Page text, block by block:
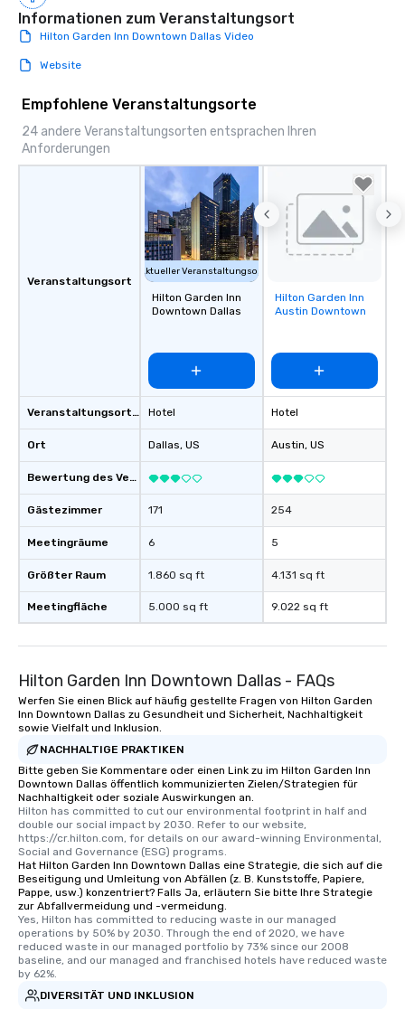
Informationen zum Veranstaltungsort
Hilton Garden Inn Downtown Dallas Video
Website
Empfohlene Veranstaltungsorte
24 andere Veranstaltungsorten entsprachen Ihren
Anforderungen
Veranstaltungsort
Veranstaltungsortstyp
Ort
Bewertung des Veranstaltungsortes
Gästezimmer
Meetingräume
Größter Raum
Meetingfläche
Aktueller Veranstaltungsort
Hilton Garden Inn
Downtown Dallas
Hotel
Dallas, US
171
6
1.860 sq ft
5.000 sq ft
Removed from
favorites
Hilton Garden Inn
Austin Downtown
Hotel
Austin, US
254
5
4.131 sq ft
9.022 sq ft
Hilton Garden Inn Downtown Dallas - FAQs
Werfen Sie einen Blick auf häufig gestellte Fragen von Hilton Garden
Inn Downtown Dallas zu Gesundheit und Sicherheit, Nachhaltigkeit
sowie Vielfalt und Inklusion.
NACHHALTIGE PRAKTIKEN
Bitte geben Sie Kommentare oder einen Link zu im Hilton Garden Inn
Downtown Dallas öffentlich kommunizierten Zielen/Strategien für
Nachhaltigkeit oder soziale Auswirkungen an.
Hilton has committed to cut our environmental footprint in half and
double our social impact by 2030. Refer to our website,
https://cr.hilton.com, for details on our award-winning Environmental,
Social and Governance (ESG) programs.
Hat Hilton Garden Inn Downtown Dallas eine Strategie, die sich auf die
Beseitigung und Umleitung von Abfällen (z. B. Kunststoffe, Papiere,
Pappe, usw.) konzentriert? Falls Ja, erläutern Sie bitte Ihre Strategie
zur Abfallvermeidung und -vermeidung.
Yes, Hilton has committed to reducing waste in our managed
operations by 50% by 2030. Through the end of 2020, we have
reduced waste in our managed portfolio by 73% since our 2008
baseline, and our managed and franchised hotels have reduced waste
by 62%.
DIVERSITÄT UND INKLUSION